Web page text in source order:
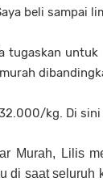
beli sampai
tugaskan
kg. Di
Murah, Lilis
di saat seluruh